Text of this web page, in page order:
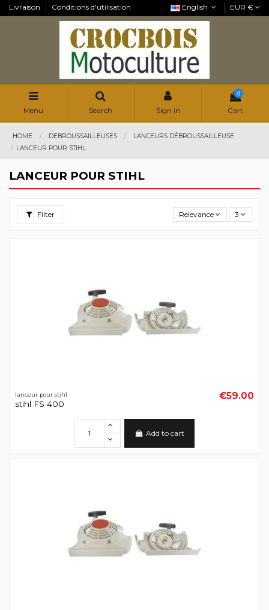
Livraison Conditions d'utilisation English EUR €
Menu Search Sign in
0
Cart
HOME DEBROUSSAILLEUSES
LANCEURS DÉBROUSSAILLEUSE
LANCEUR POUR STIHL
LANCEUR POUR STIHL
Filter Relevance 3
lanceur pour stihl
stihl FS 400
€59.00
Add to cart